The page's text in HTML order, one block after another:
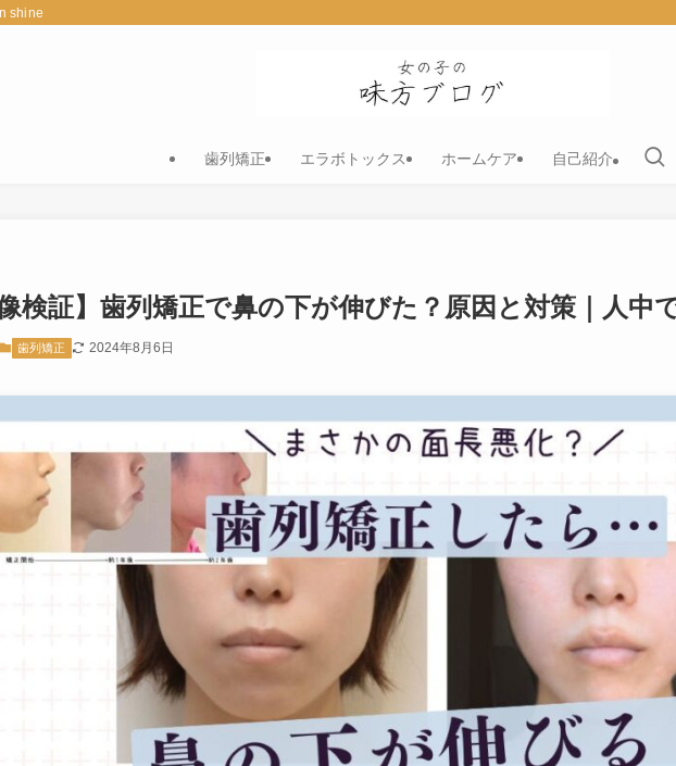
shine
歯列矯正 エラボトックス ホームケア 自己紹介
像検証】歯列矯正で鼻の下が伸びた？原因と対策｜人中
歯列矯正 2024年8月6日